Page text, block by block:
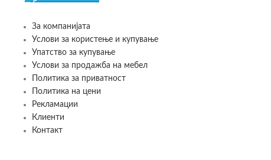
За компанијата
Услови за користење и купување
Упатство за купување
Услови за продажба на мебел
Политика за приватност
Политика на цени
Рекламации
Клиенти
Контакт